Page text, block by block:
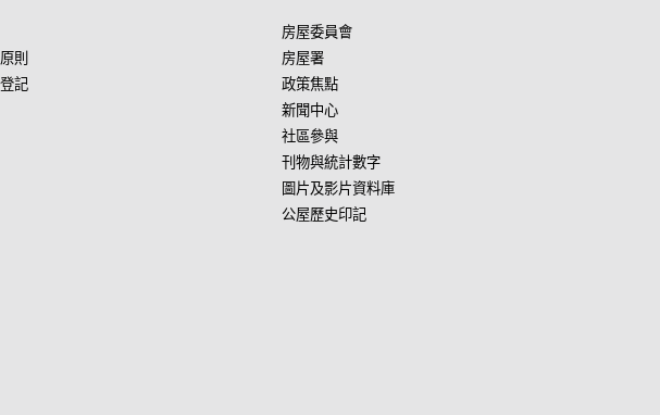
則
記
房屋委員會
房屋署
政策焦點
新聞中心
社區參與
刊物與統計數字
圖片及影片資料庫
公屋歷史印記